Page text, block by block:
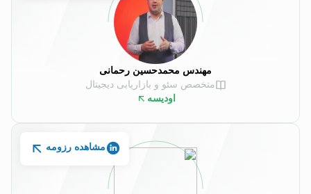
مهندس محمدحسین رحمانی
متخصص سئو و بازاریابی دیجیتال
اودیسه
مشاهده رزومه